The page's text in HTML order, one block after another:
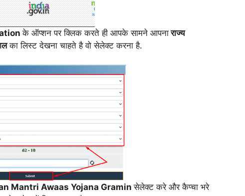
के ऑप्शन पर क्लिक करते ही आपके सामने आपनाराज्य
का लिस्ट देखना चाहते है वो सेलेक्ट करना है.
Mantri Awaas Yojana Graminसेलेक्ट करे और कैप्चा भरे